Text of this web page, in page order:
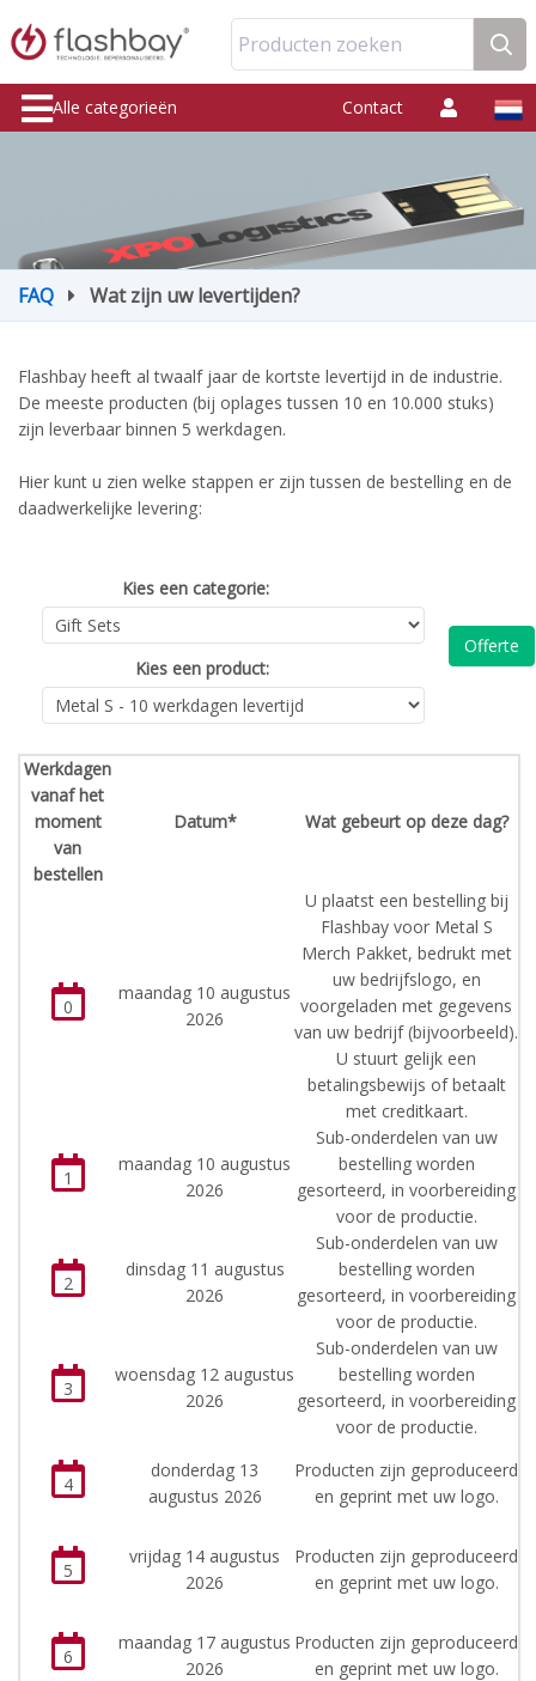
Producten zoeken
Alle categorieën Contact
FAQ Wat zijn uw levertijden?
Flashbay heeft al twaalf jaar de kortste levertijd in de industrie.
De meeste producten (bij oplages tussen 10 en 10.000 stuks)
zijn leverbaar binnen 5 werkdagen.
Hier kunt u zien welke stappen er zijn tussen de bestelling en de
daadwerkelijke levering:
Kies een categorie:
Kies een product:
Offerte
Werkdagen
vanaf het
moment
van
bestellen
Datum* Wat gebeurt op deze dag?
0
maandag 10 augustus
2026
U plaatst een bestelling bij
Flashbay voor Metal S
Merch Pakket, bedrukt met
uw bedrijfslogo, en
voorgeladen met gegevens
van uw bedrijf (bijvoorbeeld).
U stuurt gelijk een
betalingsbewijs of betaalt
met creditkaart.
1
maandag 10 augustus
2026
Sub-onderdelen van uw
bestelling worden
gesorteerd, in voorbereiding
voor de productie.
2
dinsdag 11 augustus
2026
Sub-onderdelen van uw
bestelling worden
gesorteerd, in voorbereiding
voor de productie.
3
woensdag 12 augustus
2026
Sub-onderdelen van uw
bestelling worden
gesorteerd, in voorbereiding
voor de productie.
4
donderdag 13
augustus 2026
Producten zijn geproduceerd
en geprint met uw logo.
5
vrijdag 14 augustus
2026
Producten zijn geproduceerd
en geprint met uw logo.
6
maandag 17 augustus
2026
Producten zijn geproduceerd
en geprint met uw logo.